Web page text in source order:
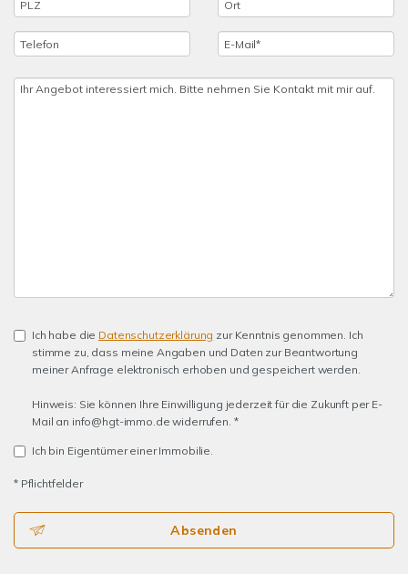
Ich habe die Datenschutzerklärung zur Kenntnis genommen. Ich
stimme zu, dass meine Angaben und Daten zur Beantwortung
meiner Anfrage elektronisch erhoben und gespeichert werden.
Hinweis: Sie können Ihre Einwilligung jederzeit für die Zukunft per E-
Mail an info@hgt-immo.de widerrufen. *
Ich bin Eigentümer einer Immobilie.
* Pflichtfelder
Absenden